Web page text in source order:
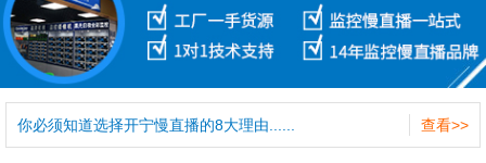
查看>>
你必须知道选择开宁慢直播的8大理由......